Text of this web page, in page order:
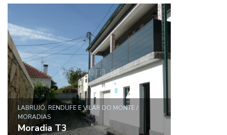
LABRUJÓ, RENDUFE E VILAR DO MONTE /
MORADIAS
Moradia T3